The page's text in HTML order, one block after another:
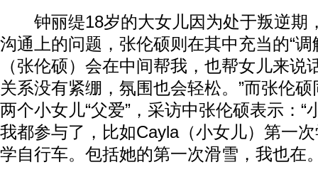
钟丽缇18岁的大女儿因为处于叛逆期
沟通上的问题，张伦硕则在其中充当的“调
（张伦硕）会在中间帮我，也帮女儿来说
关系没有紧绷，氛围也会轻松。”而张伦
两个小女儿“父爱”，采访中张伦硕表示：“
我都参与了，比如Cayla（小女儿）第一
学自行车。包括她的第一次滑雪，我也在